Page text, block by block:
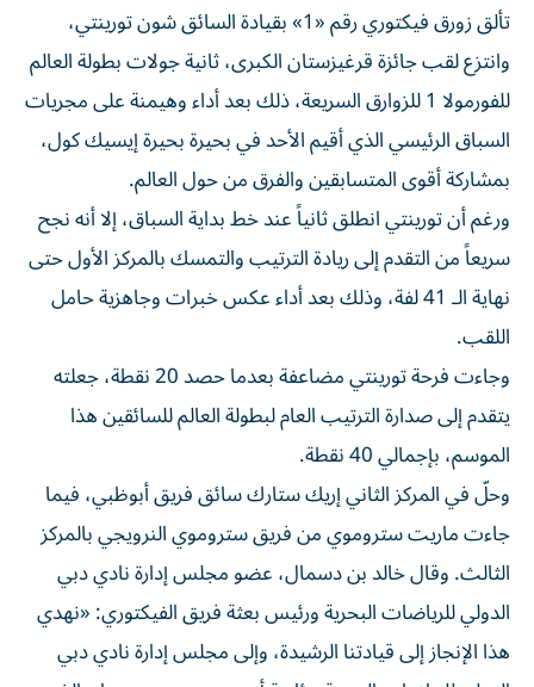
تألق زورق فيكتوري رقم «1» بقيادة السائق شون تورينتي،
وانتزع لقب جائزة قرغيزستان الكبرى، ثانية جولات بطولة العالم
للفورمولا 1 للزوارق السريعة، ذلك بعد أداء وهيمنة على مجريات
السباق الرئيسي الذي أقيم الأحد في بحيرة بحيرة إيسيك كول،
بمشاركة أقوى المتسابقين والفرق من حول العالم.
ورغم أن تورينتي انطلق ثانياً عند خط بداية السباق، إلا أنه نجح
سريعاً من التقدم إلى ريادة الترتيب والتمسك بالمركز الأول حتى
نهاية الـ 41 لفة، وذلك بعد أداء عكس خبرات وجاهزية حامل
اللقب.
وجاءت فرحة تورينتي مضاعفة بعدما حصد 20 نقطة، جعلته
يتقدم إلى صدارة الترتيب العام لبطولة العالم للسائقين هذا
الموسم، بإجمالي 40 نقطة.
وحلّ في المركز الثاني إريك ستارك سائق فريق أبوظبي، فيما
جاءت ماريت ستروموي من فريق ستروموي النرويجي بالمركز
الثالث. وقال خالد بن دسمال، عضو مجلس إدارة نادي دبي
الدولي للرياضات البحرية ورئيس بعثة فريق الفيكتوري: «نهدي
هذا الإنجاز إلى قيادتنا الرشيدة، وإلى مجلس إدارة نادي دبي